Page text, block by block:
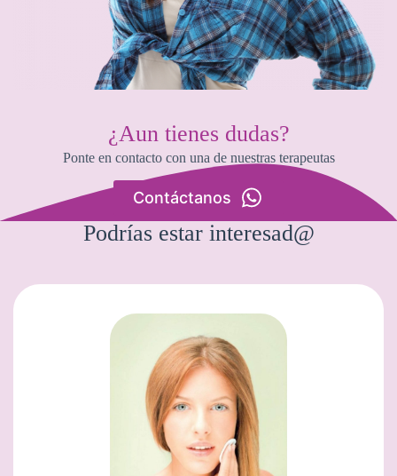
¿Aun tienes dudas?
Ponte en contacto con una de nuestras terapeutas
Contáctanos
Podrías estar interesad@